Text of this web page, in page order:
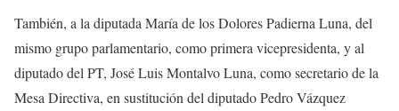
También, a la diputada María de los Dolores Padierna Luna, del
mismo grupo parlamentario, como primera vicepresidenta, y al
diputado del PT, José Luis Montalvo Luna, como secretario de la
Mesa Directiva, en sustitución del diputado Pedro Vázquez